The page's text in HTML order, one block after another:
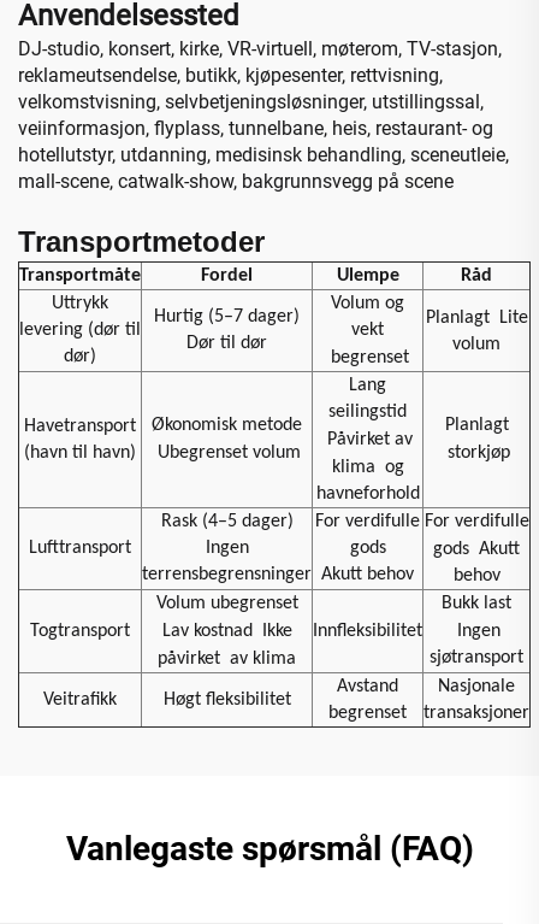
Anvendelsessted
DJ-studio, konsert, kirke, VR-virtuell, møterom, TV-stasjon,
reklameutsendelse, butikk, kjøpesenter, rettvisning,
velkomstvisning, selvbetjeningsløsninger, utstillingssal,
veiinformasjon, flyplass, tunnelbane, heis, restaurant- og
hotellutstyr, utdanning, medisinsk behandling, sceneutleie,
mall-scene, catwalk-show, bakgrunnsvegg på scene
Transportmetoder
Transportmåte Fordel Ulempe
Råd
Uttrykk
levering (dør til
dør)
Hurtig (5–7 dager)
Dør til dør
Volum og
vekt
begrenset
Planlagt
Lite
volum
Havetransport
(havn til havn)
Økonomisk metode
Ubegrenset volum
Lang
seilingstid
Påvirket av
klima og
havneforhold
Planlagt
storkjøp
Lufttransport
Rask (4–5 dager)
Ingen
terrensbegrensninger
For verdifulle
gods
Akutt behov
For verdifulle
gods Akutt
behov
Togtransport
Volum ubegrenset
Lav kostnad
Ikke
påvirket av klima
Innfleksibilitet
Bukk last
Ingen
sjøtransport
Veitrafikk Høgt fleksibilitet
Avstand
begrenset
Nasjonale
transaksjoner
Vanlegaste spørsmål (FAQ)